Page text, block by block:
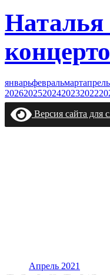
январьфевральмартапрель
20262025202420232022
Версия сайта для
Апрель 2021